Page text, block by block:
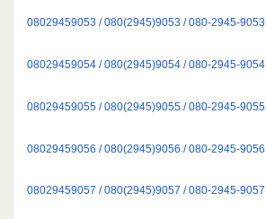
08029459053 / 080(2945)9053 / 080-2945-9053
08029459054 / 080(2945)9054 / 080-2945-9054
08029459055 / 080(2945)9055 / 080-2945-9055
08029459056 / 080(2945)9056 / 080-2945-9056
08029459057 / 080(2945)9057 / 080-2945-9057